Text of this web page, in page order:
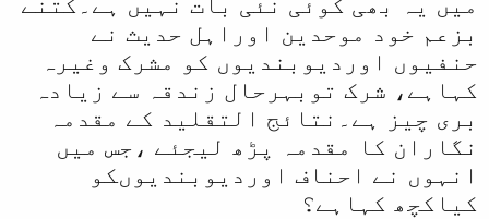
بزعم خود موحدین اوراہل حدیث نے
حنفیوں اوردیوبندیوں کو مشرک وغیرہ
کہاہے، شرک توبہرحال زندقہ سے زیادہ
بری چیز ہے۔نتائج التقلید کے مقدمہ
نگاران کا مقدمہ پڑھ لیجئے ،جس میں
انہوں نے احناف اوردیوبندیوںکو
کیاکچھ کہاہے؟